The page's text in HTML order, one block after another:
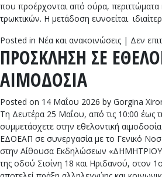
που προέρχονται από ούρα,
τρωκτικών. Η μετάδοση ευνοείται
Posted in Νέα και ανακοινώσεις | Δεν
ΠΡΟΣΚΛΗΣΗ ΣΕ
ΑΙΜΟΔΟΣΙΑ
Posted on 14 Μαΐου 2026 by Gorgina
Τη Δευτέρα 25 Μαΐου, από τις 10:00 έως
συμμετάσχετε στην εθελοντική
ΕΔΟΕΑΠ σε συνεργασία με το Γενικό
στην Αίθουσα Εκδηλώσεων «ΔΗΜΗΤΡΙΟΥ
της οδού Σισίνη 18 και Ηριδανού, στον